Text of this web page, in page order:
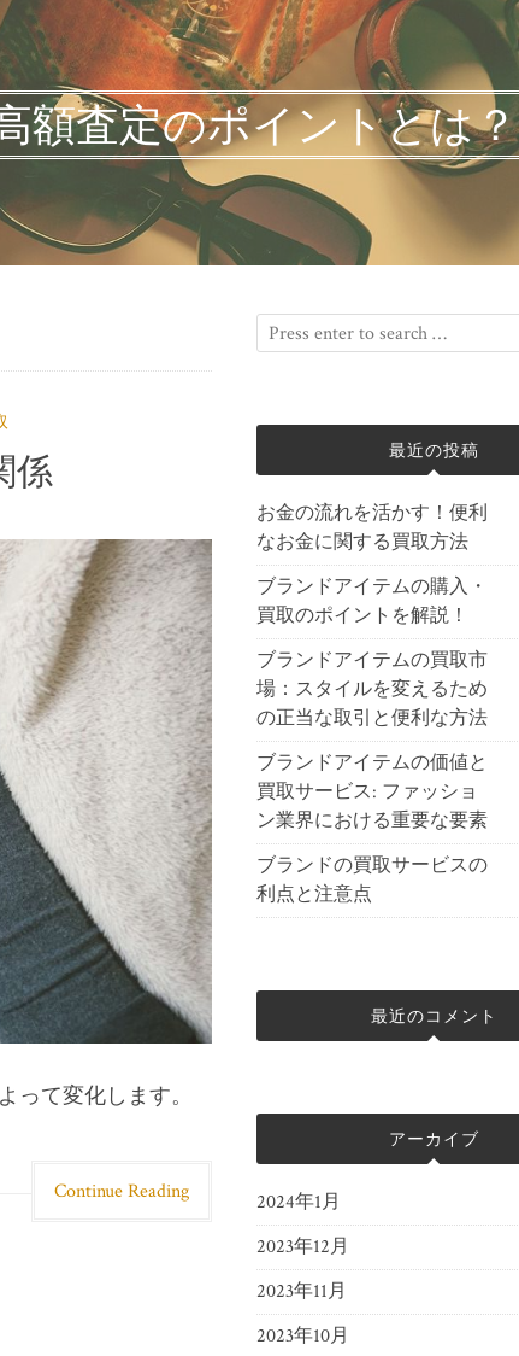
額査定のポイントとは？
係
って変化します。
Continue Reading
最近の投稿
お金の流れを活かす！便利
なお金に関する買取方法
ブランドアイテムの購入・
買取のポイントを解説！
ブランドアイテムの買取市
場：スタイルを変えるため
の正当な取引と便利な方法
ブランドアイテムの価値と
買取サービス: ファッショ
ン業界における重要な要素
ブランドの買取サービスの
利点と注意点
最近のコメント
アーカイブ
2024年1月
2023年12月
2023年11月
2023年10月